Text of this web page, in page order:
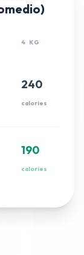
4 KG
240
calories
190
calories